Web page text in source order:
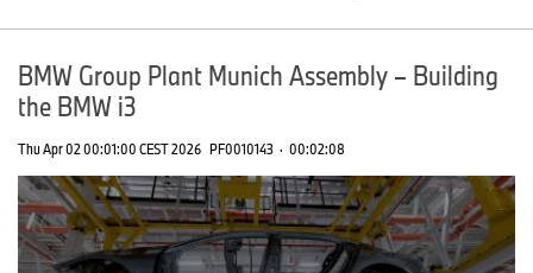
BMW Group Plant Munich Assembly – Building
the BMW i3
Thu Apr 02 00:01:00 CEST 2026 PF0010143 · 00:02:08